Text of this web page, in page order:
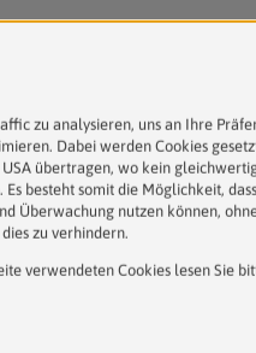
Beratung in Angelegenheiten...
mehr erfahren